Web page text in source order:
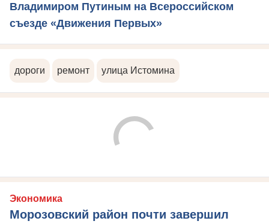
Владимиром Путиным на Всероссийском
съезде «Движения Первых»
дороги ремонт улица Истомина
Экономика
Морозовский район почти завершил